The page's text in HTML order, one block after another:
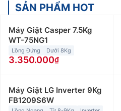
SẢN PHẨM HOT
Máy Giặt Casper 7.5Kg
WT-75NG1
Lồng Đứng Dưới 8Kg
3.350.000
Máy Giặt LG Inverter 9Kg
FB1209S6W